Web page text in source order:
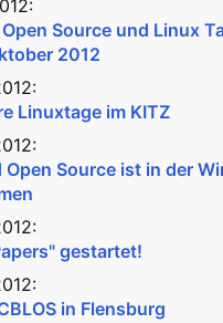
Source und Linux
2012
Linuxtage im KITZ
Open Source ist in der
gestartet!
in Flensburg